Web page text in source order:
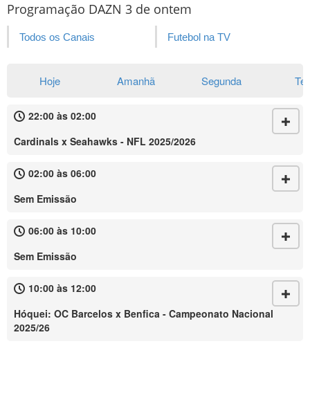
Programação DAZN 3 de ontem
Todos os Canais Futebol na TV
Hoje Amanhã Segunda
22:00 às 02:00
Cardinals x Seahawks - NFL 2025/2026
02:00 às 06:00
Sem Emissão
06:00 às 10:00
Sem Emissão
10:00 às 12:00
Hóquei: OC Barcelos x Benfica - Campeonato Nacional
2025/26